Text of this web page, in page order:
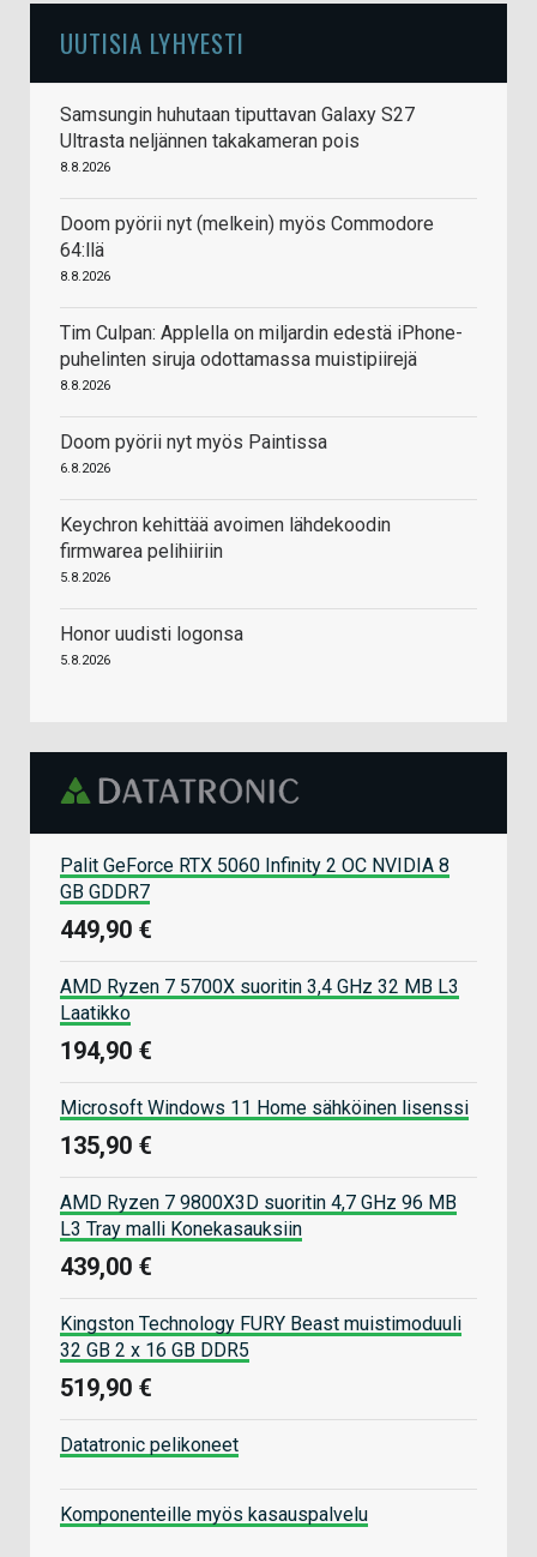
UUTISIA LYHYESTI
Samsungin huhutaan tiputtavan Galaxy S27
Ultrasta neljännen takakameran pois
8.8.2026
Doom pyörii nyt (melkein) myös Commodore
64:llä
8.8.2026
Tim Culpan: Applella on miljardin edestä iPhone-
puhelinten siruja odottamassa muistipiirejä
8.8.2026
Doom pyörii nyt myös Paintissa
6.8.2026
Keychron kehittää avoimen lähdekoodin
firmwarea pelihiiriin
5.8.2026
Honor uudisti logonsa
5.8.2026
Palit GeForce RTX 5060 Infinity 2 OC NVIDIA 8
GB GDDR7
449,90 €
AMD Ryzen 7 5700X suoritin 3,4 GHz 32 MB L3
Laatikko
194,90 €
Microsoft Windows 11 Home sähköinen lisenssi
135,90 €
AMD Ryzen 7 9800X3D suoritin 4,7 GHz 96 MB
L3 Tray malli Konekasauksiin
439,00 €
Kingston Technology FURY Beast muistimoduuli
32 GB 2 x 16 GB DDR5
519,90 €
Datatronic pelikoneet
Komponenteille myös kasauspalvelu